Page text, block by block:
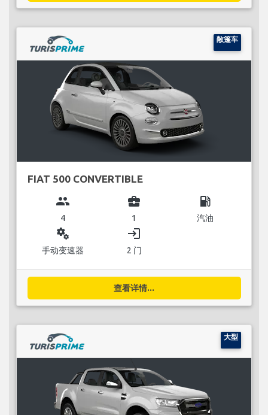
敞篷车
FIAT 500 CONVERTIBLE
group
4
business_center
1
local_gas_station
汽油
miscellaneous_services
手动变速器
login
2 门
查看详情...
大型